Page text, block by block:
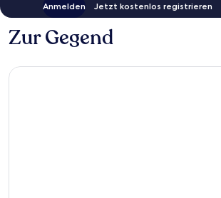
Anmelden Jetzt kostenlos registrieren
Zur Gegend